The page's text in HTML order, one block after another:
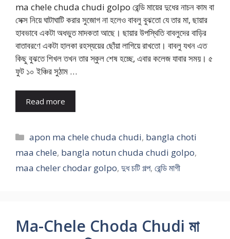
ma chele chuda chudi golpo রেন্ডি মায়ের দুধের নাচন কাম বা
সেক্স নিয়ে ঘাটাঘাটি করার সুজোগ না হলেও বাবলু বুঝতো যে তার মা, ছায়ার
হাবভাবে একটা অধভুত মাদকতা আছে। ছায়ার উপস্থিতি বাবলুদের বাড়ির
বাতাবরণে একটা হালকা রহস্যয়ের ছোঁয়া লাগিয়ে রাখতো। বাবলু যখন এত
কিছু বুঝতে শিখল তখন তার স্কুল শেষ হচ্ছে, এবার কলেজ যাবার সময়। ৫
ফুট ১০ ইঞ্চির সুঠাম …
Read more
Categories
apon ma chele chuda chudi, bangla choti
maa chele, bangla notun chuda chudi golpo,
maa cheler chodar golpo, দুধ চটি গল্প, রেন্ডি মাগী
Ma-Chele Choda Chudi মা